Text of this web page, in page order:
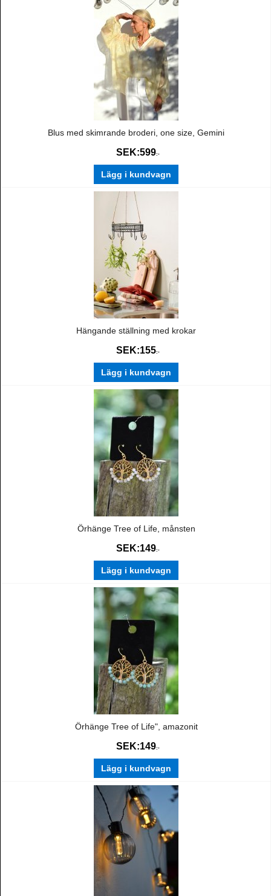
Blus med skimrande broderi, one size, Gemini
SEK:599:-
Lägg i kundvagn
Hängande ställning med krokar
SEK:155:-
Lägg i kundvagn
Örhänge Tree of Life, månsten
SEK:149:-
Lägg i kundvagn
Örhänge Tree of Life", amazonit
SEK:149:-
Lägg i kundvagn